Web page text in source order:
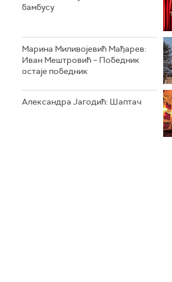
бамбусу
Марина Миливојевић Мађарев:
Иван Мештровић – Победник
остаје победник
Александра Јагодић: Шаптач